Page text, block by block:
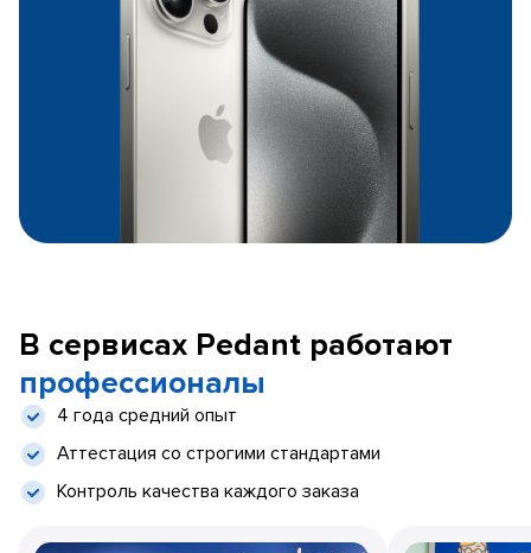
В сервисах Pedant работают
профессионалы
4 года средний опыт
Аттестация со строгими стандартами
Контроль качества каждого заказа